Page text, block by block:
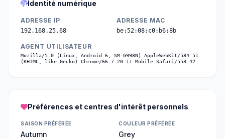
Identité numérique
ADRESSE IP
192.168.25.68
ADRESSE MAC
be:52:08:c0:b6:8b
AGENT UTILISATEUR
Mozilla/5.0 (Linux; Android 6; SM-G998N) AppleWebKit/584.51
(KHTML, like Gecko) Chrome/66.7.20.11 Mobile Safari/553.42
Préférences et centres d'intérêt personnels
SAISON PRÉFÉRÉE
Autumn
COULEUR PRÉFÉRÉE
Grey